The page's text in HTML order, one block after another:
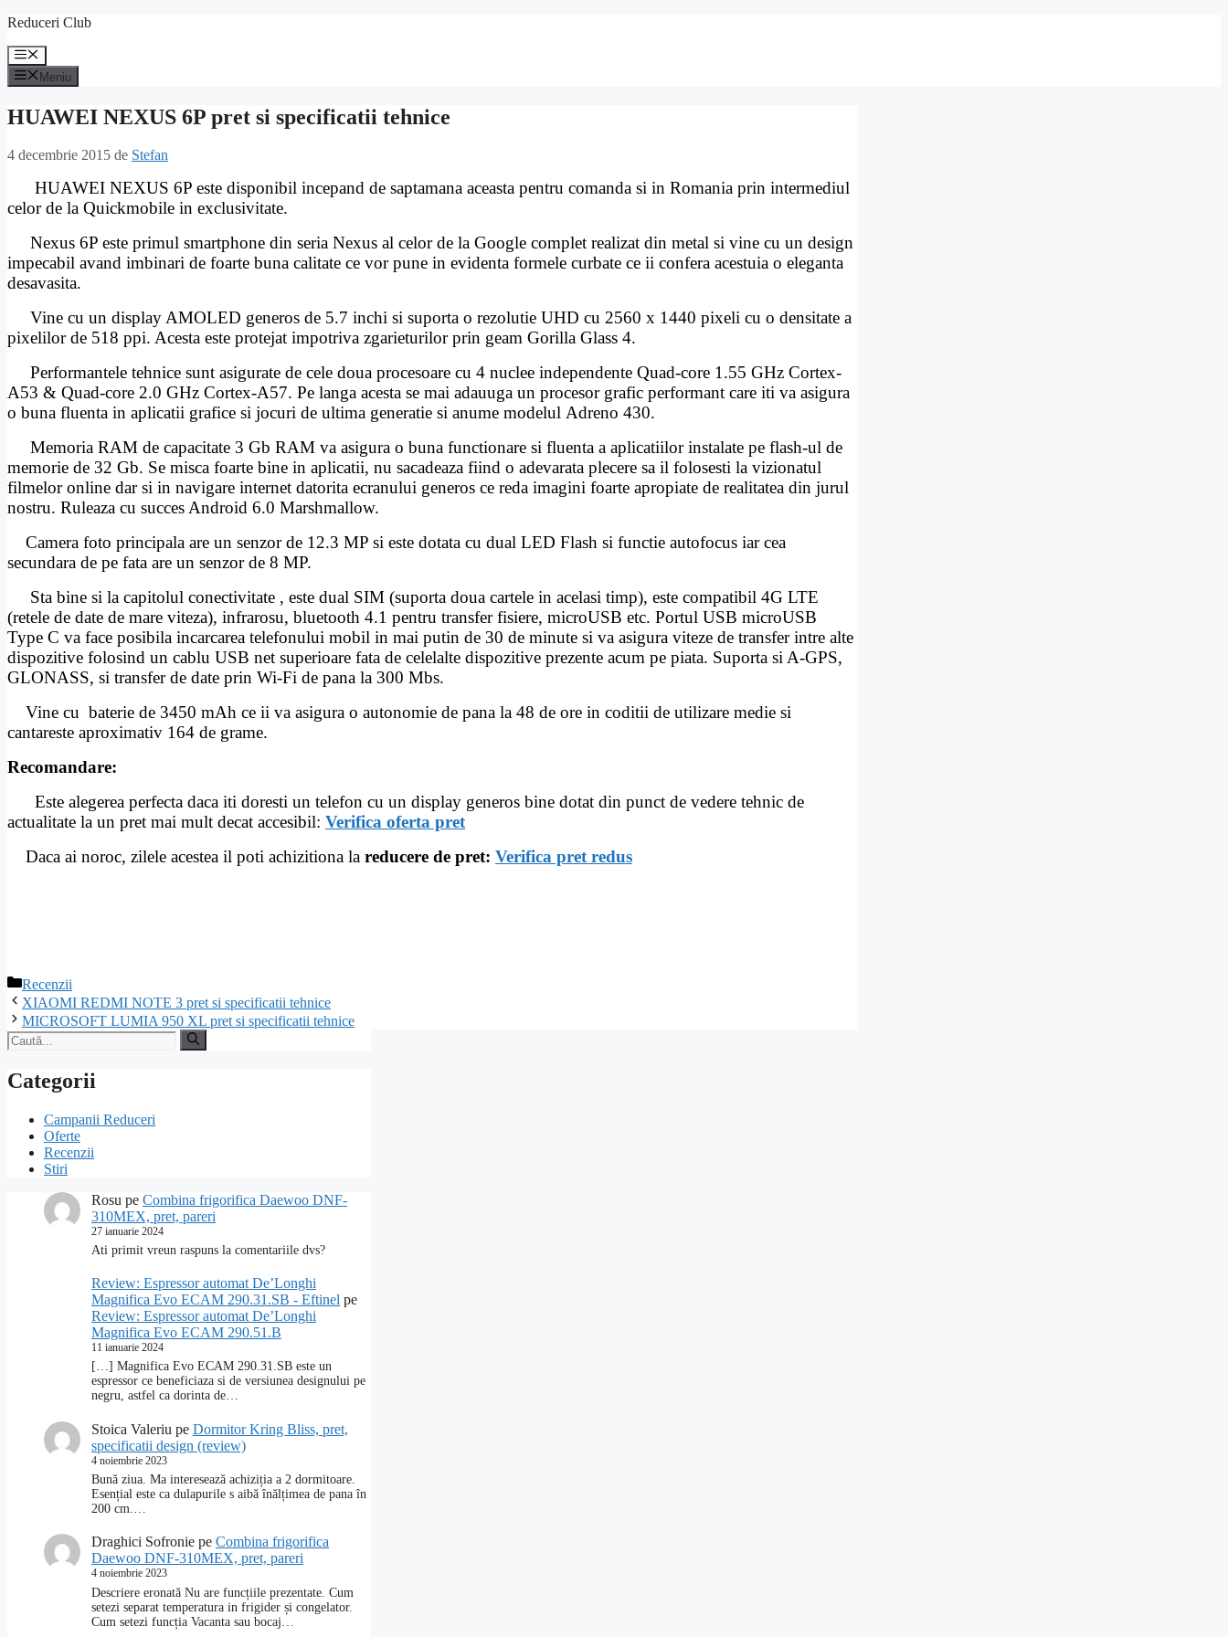
Sari
conținut
Reduceri Club
Meniu
Meniu
HUAWEI NEXUS 6P pret si specificatii tehnice
4 decembrie 2015 de Stefan
HUAWEI NEXUS 6P este disponibil incepand de saptamana aceasta pentru comanda si in Romania prin intermediul
celor de la Quickmobile in exclusivitate.
Nexus 6P este primul smartphone din seria Nexus al celor de la Google complet realizat din metal si vine cu un design
impecabil avand imbinari de foarte buna calitate ce vor pune in evidenta formele curbate ce ii confera acestuia o eleganta
desavasita.
Vine cu un display AMOLED generos de 5.7 inchi si suporta o rezolutie UHD cu 2560 x 1440 pixeli cu o densitate a
pixelilor de 518 ppi. Acesta este protejat impotriva zgarieturilor prin geam Gorilla Glass 4.
Performantele tehnice sunt asigurate de cele doua procesoare cu 4 nuclee independente Quad-core 1.55 GHz Cortex-
A53 & Quad-core 2.0 GHz Cortex-A57. Pe langa acesta se mai adauuga un procesor grafic performant care iti va asigura
o buna fluenta in aplicatii grafice si jocuri de ultima generatie si anume modelul Adreno 430.
Memoria RAM de capacitate 3 Gb RAM va asigura o buna functionare si fluenta a aplicatiilor instalate pe flash-ul de
memorie de 32 Gb. Se misca foarte bine in aplicatii, nu sacadeaza fiind o adevarata plecere sa il folosesti la vizionatul
filmelor online dar si in navigare internet datorita ecranului generos ce reda imagini foarte apropiate de realitatea din jurul
nostru. Ruleaza cu succes Android 6.0 Marshmallow.
Camera foto principala are un senzor de 12.3 MP si este dotata cu dual LED Flash si functie autofocus iar cea
secundara de pe fata are un senzor de 8 MP.
Sta bine si la capitolul conectivitate , este dual SIM (suporta doua cartele in acelasi timp), este compatibil 4G LTE
(retele de date de mare viteza), infrarosu, bluetooth 4.1 pentru transfer fisiere, microUSB etc. Portul USB microUSB
Type C va face posibila incarcarea telefonului mobil in mai putin de 30 de minute si va asigura viteze de transfer intre alte
dispozitive folosind un cablu USB net superioare fata de celelalte dispozitive prezente acum pe piata. Suporta si A-GPS,
GLONASS, si transfer de date prin Wi-Fi de pana la 300 Mbs.
Vine cu baterie de 3450 mAh ce ii va asigura o autonomie de pana la 48 de ore in coditii de utilizare medie si
cantareste aproximativ 164 de grame.
Recomandare:
Este alegerea perfecta daca iti doresti un telefon cu un display generos bine dotat din punct de vedere tehnic de
actualitate la un pret mai mult decat accesibil: Verifica oferta pret
Daca ai noroc, zilele acestea il poti achizitiona la reducere de pret: Verifica pret redus
Categorii
Recenzii
Navigare
în
articole
XIAOMI REDMI NOTE 3 pret si specificatii tehnice
MICROSOFT LUMIA 950 XL pret si specificatii tehnice
Caută
după:
Categorii
Campanii Reduceri
Oferte
Recenzii
Stiri
Rosu pe Combina frigorifica Daewoo DNF-
310MEX, pret, pareri
27 ianuarie 2024
Ati primit vreun raspuns la comentariile dvs?
Review: Espressor automat De’Longhi
Magnifica Evo ECAM 290.31.SB - Eftinel pe
Review: Espressor automat De’Longhi
Magnifica Evo ECAM 290.51.B
11 ianuarie 2024
[…] Magnifica Evo ECAM 290.31.SB este un
espressor ce beneficiaza si de versiunea designului pe
negru, astfel ca dorinta de…
Stoica Valeriu pe Dormitor Kring Bliss, pret,
specificatii design (review)
4 noiembrie 2023
Bună ziua. Ma interesează achiziția a 2 dormitoare.
Esențial este ca dulapurile s aibă înălțimea de pana în
200 cm.…
Draghici Sofronie pe Combina frigorifica
Daewoo DNF-310MEX, pret, pareri
4 noiembrie 2023
Descriere eronată Nu are funcțiile prezentate. Cum
setezi separat temperatura in frigider și congelator.
Cum setezi funcția Vacanta sau bocaj…